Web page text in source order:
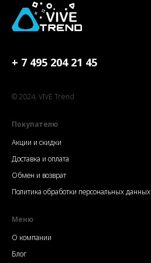
+ 7 495 204 21 45
© 2024, VIVE Trend
Покупателю
Акции и скидки
Доставка и оплата
Обмен и возврат
Политика обработки персональных данных
Меню
О компании
Блог